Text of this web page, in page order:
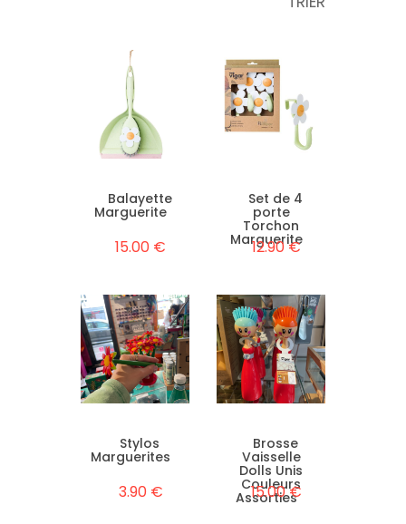
Balayette
Marguerite
15.00 €
Set de 4
porte
Torchon
Marguerite
12.90 €
Stylos
Marguerites
3.90 €
Brosse
Vaisselle
Dolls Unis
Couleurs
Assorties
15.00 €